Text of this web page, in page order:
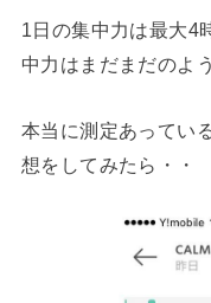
1日の集中力は最大4
中力はまだまだのよ
本当に測定あってい
想をしてみたら・・